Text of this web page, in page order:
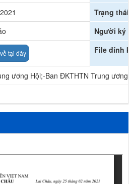
Trạng thái
Người ký
tại đây File đính
ương Hội;-Ban ĐKTHTN Trung